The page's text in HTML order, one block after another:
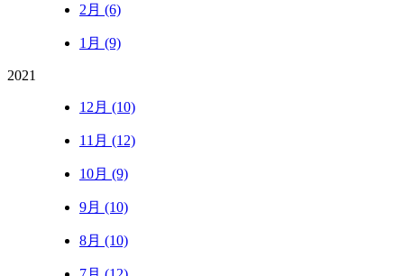
2月 (6)
1月 (9)
2021
12月 (10)
11月 (12)
10月 (9)
9月 (10)
8月 (10)